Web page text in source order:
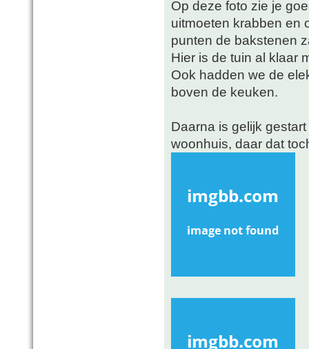
Op deze foto zie je
uitmoeten krabben en
punten de bakstenen
Hier is de tuin al klaar
Ook hadden we de
boven de keuken.
Daarna is gelijk
woonhuis, daar dat